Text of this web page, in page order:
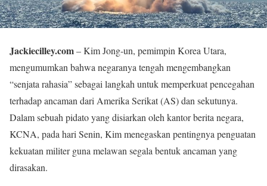
Jackiecilley.com– Kim Jong-un, pemimpin Korea Utara,
mengumumkan bahwa negaranya tengah mengembangkan
“senjata rahasia” sebagai langkah untuk memperkuat pencegahan
terhadap ancaman dari Amerika Serikat (AS) dan sekutunya.
Dalam sebuah pidato yang disiarkan oleh kantor berita negara,
KCNA, pada hari Senin, Kim menegaskan pentingnya penguatan
kekuatan militer guna melawan segala bentuk ancaman yang
dirasakan.